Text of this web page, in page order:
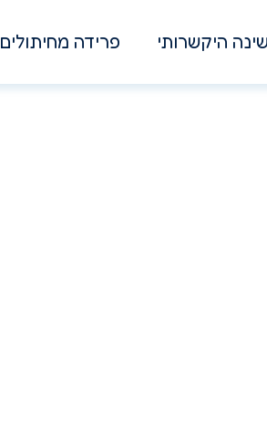
שינה היקשרותי פרידה מחיתולים